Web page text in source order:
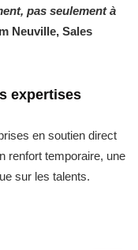
pas seulement à
Neuville, Sales
expertises
en soutien direct
renfort temporaire, une
sur les talents.